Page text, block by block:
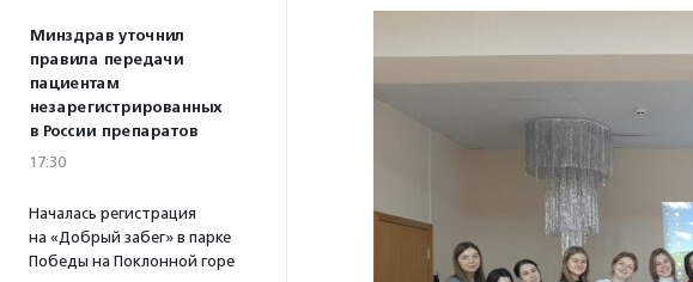
Минздрав уточнил
правила передачи
пациентам
незарегистрированных
в России препаратов
17:30
Началась регистрация
на «Добрый забег» в парке
Победы на Поклонной горе